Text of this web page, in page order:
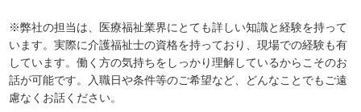
※弊社の担当は、医療福祉業界にとても詳しい知識と経験を持って
います。実際に介護福祉士の資格を持っており、現場での経験も有
しています。働く方の気持ちをしっかり理解しているからこそのお
話が可能です。入職日や条件等のご希望など、どんなことでもご遠
慮なくお話ください。